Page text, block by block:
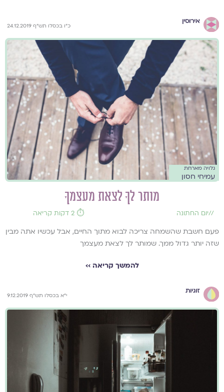
אירוסין
כ"ו בכסלו תש"ף 24.12.2019
גלויה מארחת
עמיחי חסון
מותר לךָ לצאת מעצמךָ
//יום החתונה ⏱️ 2 דקות קריאה
פעם חשבת שהשמחה צריכה לבוא מתוך החיים, אבל עכשיו אתה מבין
שזה יותר גדול ממך. שמותר לך לצאת מעצמך
להמשך קריאה ››
זוגיות
י"א בכסלו תש"ף 9.12.2019